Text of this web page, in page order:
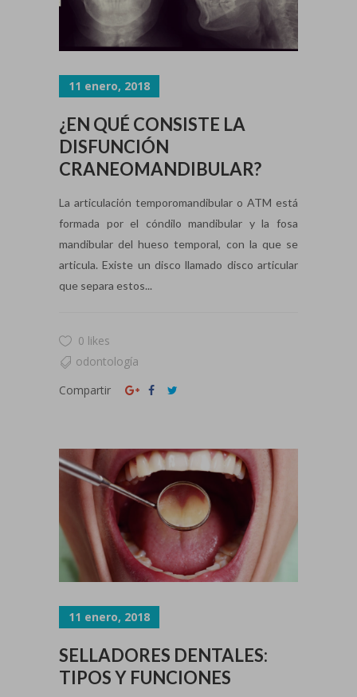
11 enero, 2018
¿EN QUÉ CONSISTE LA
DISFUNCIÓN
CRANEOMANDIBULAR?
La articulación temporomandibular o ATM está
formada por el cóndilo mandibular y la fosa
mandibular del hueso temporal, con la que se
articula. Existe un disco llamado disco articular
que separa estos...
0 likes
odontología
Compartir
11 enero, 2018
SELLADORES DENTALES:
TIPOS Y FUNCIONES